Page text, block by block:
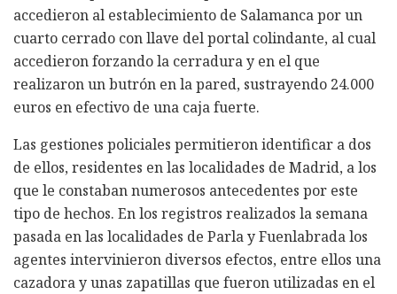
accedieron al establecimiento de Salamanca por un
cuarto cerrado con llave del portal colindante, al cual
accedieron forzando la cerradura y en el que
realizaron un butrón en la pared, sustrayendo 24.000
euros en efectivo de una caja fuerte.
Las gestiones policiales permitieron identificar a dos
de ellos, residentes en las localidades de Madrid, a los
que le constaban numerosos antecedentes por este
tipo de hechos. En los registros realizados la semana
pasada en las localidades de Parla y Fuenlabrada los
agentes intervinieron diversos efectos, entre ellos una
cazadora y unas zapatillas que fueron utilizadas en el